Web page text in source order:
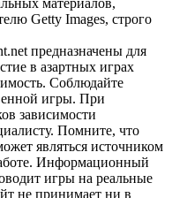
Getty Images, строго
предназначены для
в азартных играх
Соблюдайте
игры. При
зависимости
Помните, что
являться источником
Информационный
игры на реальные
не принимает ни в